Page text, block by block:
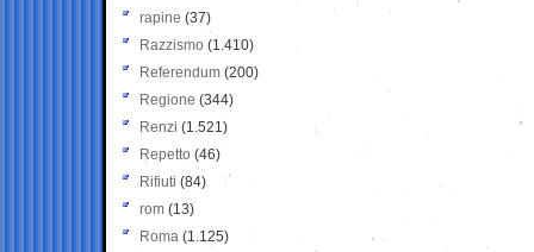
rapine (37)
Razzismo (1.410)
Referendum (200)
Regione (344)
Renzi (1.521)
Repetto (46)
Rifiuti (84)
rom (13)
Roma (1.125)